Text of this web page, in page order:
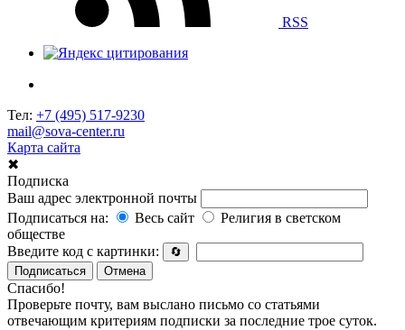
RSS
Тел: +7 (495) 517-9230
mail@sova-center.ru
Карта сайта
✖
Подписка
Ваш адрес электронной почты
Подписаться на:
Весь сайт
Религия в светском
обществе
Введите код с картинки:
🔄
Подписаться
Отмена
Спасибо!
Проверьте почту, вам выслано письмо со статьями
отвечающим критериям подписки за последние трое суток.